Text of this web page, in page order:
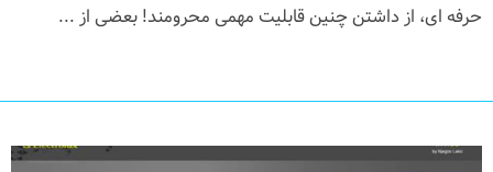
حرفه ای، از داشتن چنین قابلیت مهمی محرومند! بعضی از ...